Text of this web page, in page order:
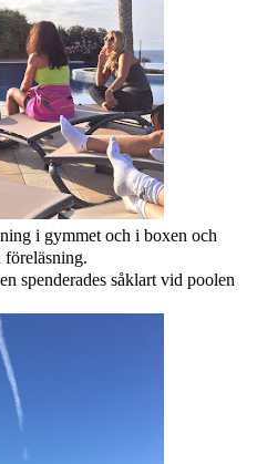
i gymmet och i boxen och
föreläsning.
spenderades såklart vid poolen